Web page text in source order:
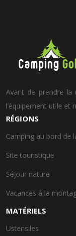
Avant de prendre la
l’équipement utile et
RÉGIONS
Camping au bord de
Site touristique
Séjour nature
Vacances à la
MATÉRIELS
Ustensiles